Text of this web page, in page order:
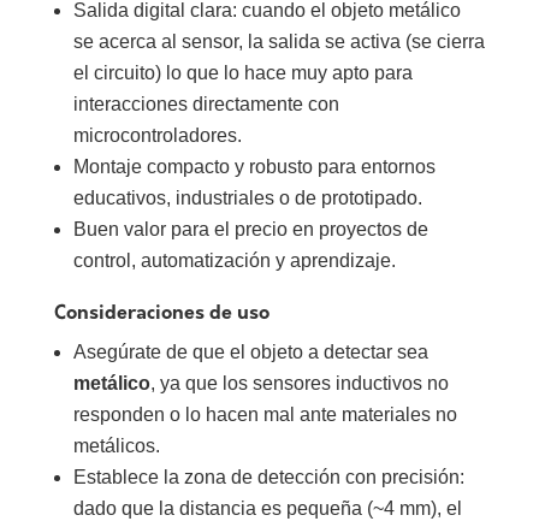
Salida digital clara: cuando el objeto metálico
se acerca al sensor, la salida se activa (se cierra
el circuito) lo que lo hace muy apto para
interacciones directamente con
microcontroladores.
Montaje compacto y robusto para entornos
educativos, industriales o de prototipado.
Buen valor para el precio en proyectos de
control, automatización y aprendizaje.
Consideraciones de uso
Asegúrate de que el objeto a detectar sea
metálico, ya que los sensores inductivos no
responden o lo hacen mal ante materiales no
metálicos.
Establece la zona de detección con precisión:
dado que la distancia es pequeña (~4 mm), el